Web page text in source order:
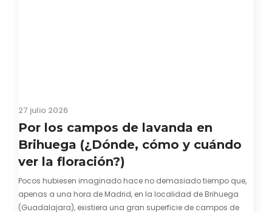
27 julio 2026
Por los campos de lavanda en
Brihuega (¿Dónde, cómo y cuándo
ver la floración?)
Pocos hubiesen imaginado hace no demasiado tiempo que,
apenas a una hora de Madrid, en la localidad de Brihuega
(Guadalajara), existiera una gran superficie de campos de